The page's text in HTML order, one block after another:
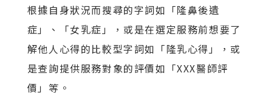
根據自身狀況而搜尋的字詞如「隆鼻後遺
症」、「女乳症」，或是在選定服務前想要了
解他人心得的比較型字詞如「隆乳心得」，或
是查詢提供服務對象的評價如「XXX醫師評
價」等。